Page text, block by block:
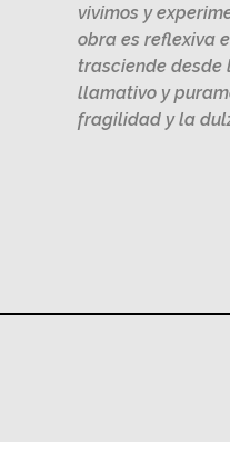
vivimos y
obra es reflexiva
trasciende desde
llamativo y
fragilidad y la